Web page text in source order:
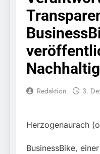
Redaktion 3.
Herzogenaurach
BusinessBike,